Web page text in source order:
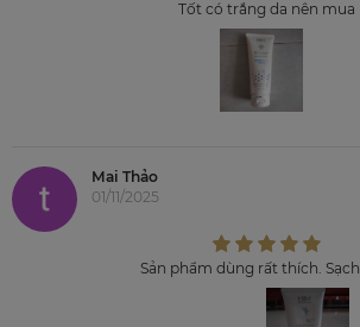
Tốt có trắng da nên mua
Mai Thảo
01/11/2025
Sản phẩm dùng rất thích.